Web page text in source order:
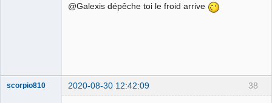
@Galexis dépêche toi le froid arrive
38
scorpio810 2020-08-30 12:42:09